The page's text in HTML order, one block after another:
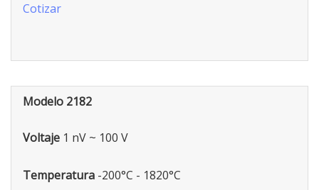
Cotizar
Modelo 2182
Voltaje 1 nV ~ 100 V
Temperatura -200°C - 1820°C